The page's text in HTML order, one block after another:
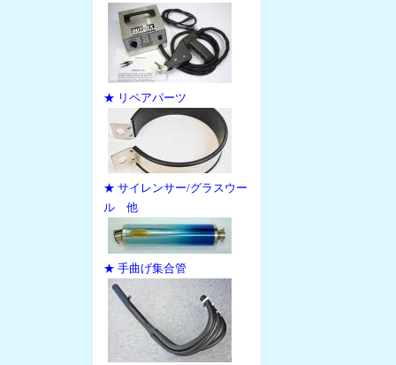
★ リペアパーツ
★ サイレンサー/グラスウー
ル 他
★ 手曲げ集合管